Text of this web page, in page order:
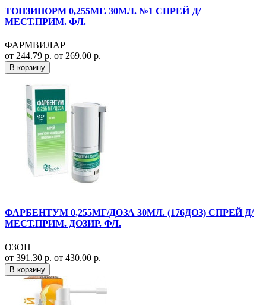
ТОНЗИНОРМ 0,255МГ. 30МЛ. №1 СПРЕЙ Д/
МЕСТ.ПРИМ. ФЛ.
ФАРМВИЛАР
от 244.79 р. от 269.00 р.
В корзину
ФАРБЕНТУМ 0,255МГ/ДОЗА 30МЛ. (176ДОЗ) СПРЕЙ Д/
МЕСТ.ПРИМ. ДОЗИР. ФЛ.
ОЗОН
от 391.30 р. от 430.00 р.
В корзину